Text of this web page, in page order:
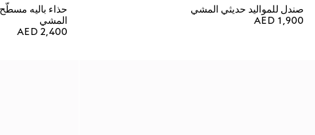
صندل للمواليد حديثي المشي
AED 1,900
المشي
AED 2,400